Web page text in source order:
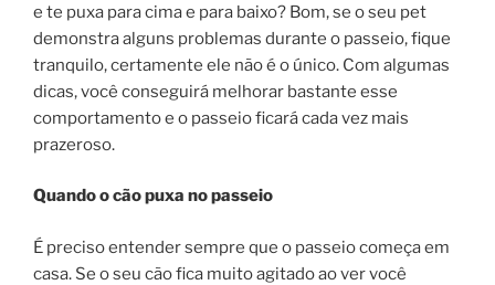
e te puxa para cima e para baixo? Bom, se o seu pet
demonstra alguns problemas durante o passeio, fique
tranquilo, certamente ele não é o único. Com algumas
dicas, você conseguirá melhorar bastante esse
comportamento e o passeio ficará cada vez mais
prazeroso.
Quando o cão puxa no passeio
É preciso entender sempre que o passeio começa em
casa. Se o seu cão fica muito agitado ao ver você